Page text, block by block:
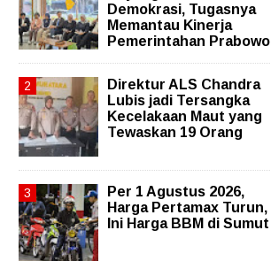
Demokrasi, Tugasnya
Memantau Kinerja
Pemerintahan Prabowo
Direktur ALS Chandra
Lubis jadi Tersangka
Kecelakaan Maut yang
Tewaskan 19 Orang
Per 1 Agustus 2026,
Harga Pertamax Turun,
Ini Harga BBM di Sumut